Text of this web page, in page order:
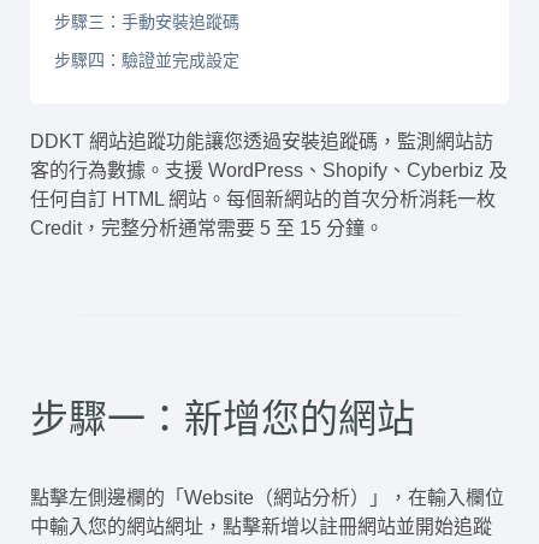
步驟三：手動安裝追蹤碼
步驟四：驗證並完成設定
DDKT 網站追蹤功能讓您透過安裝追蹤碼，監測網站訪
客的行為數據。支援 WordPress、Shopify、Cyberbiz 及
任何自訂 HTML 網站。每個新網站的首次分析消耗一枚
Credit，完整分析通常需要 5 至 15 分鐘。
步驟一：新增您的網站
點擊左側邊欄的「Website（網站分析）」，在輸入欄位
中輸入您的網站網址，點擊新增以註冊網站並開始追蹤